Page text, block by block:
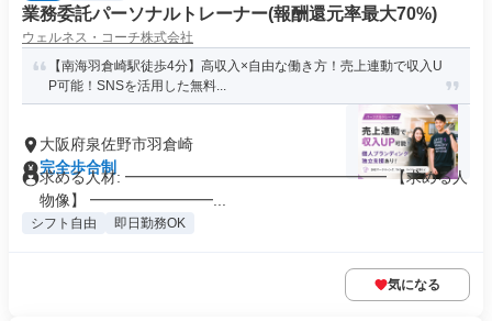
業務委託パーソナルトレーナー(報酬還元率最大70%)
ウェルネス・コーチ株式会社
【南海羽倉崎駅徒歩4分】高収入×自由な働き方！売上連動で収入U
P可能！SNSを活用した無料...
大阪府泉佐野市羽倉崎
完全歩合制
求める人材: ━━━━━━━━━━━━━━━━━ 【求める人
物像】 ━━━━━━━━...
シフト自由 即日勤務OK
気になる